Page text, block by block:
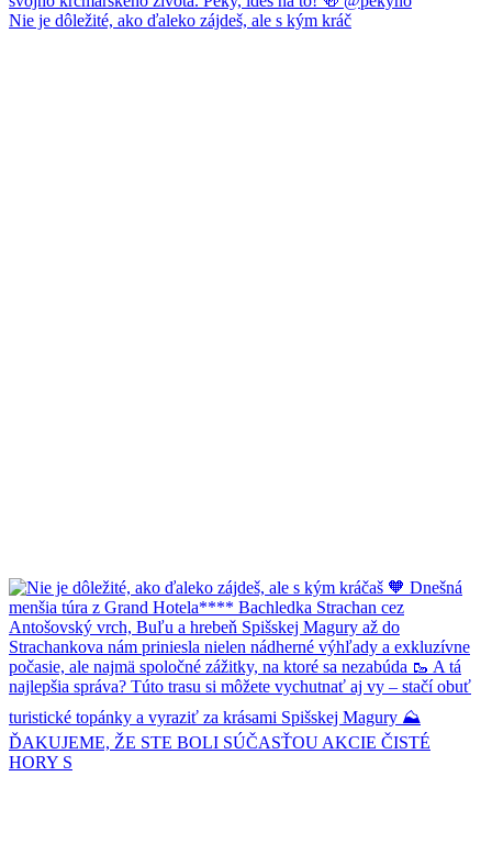
Nie je dôležité, ako ďaleko zájdeš, ale s kým kráč
ĎAKUJEME, ŽE STE BOLI SÚČASŤOU AKCIE ČISTÉ
HORY S